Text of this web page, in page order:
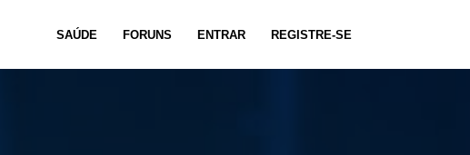
SAÚDE FORUNS ENTRAR REGISTRE-SE